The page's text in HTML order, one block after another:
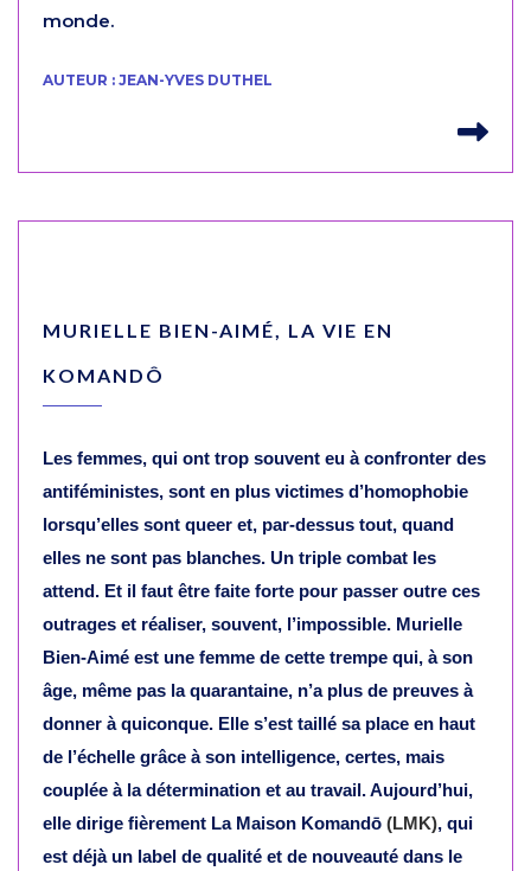
monde.
AUTEUR : JEAN-YVES DUTHEL
MURIELLE BIEN-AIMÉ, LA VIE EN
KOMANDÔ
Les femmes, qui ont trop souvent eu à confronter des
antiféministes, sont en plus victimes d’homophobie
lorsqu’elles sont queer et, par-dessus tout, quand
elles ne sont pas blanches. Un triple combat les
attend. Et il faut être faite forte pour passer outre ces
outrages et réaliser, souvent, l’impossible. Murielle
Bien-Aimé est une femme de cette trempe qui, à son
âge, même pas la quarantaine, n’a plus de preuves à
donner à quiconque. Elle s’est taillé sa place en haut
de l’échelle grâce à son intelligence, certes, mais
couplée à la détermination et au travail. Aujourd’hui,
elle dirige fièrement La Maison Komandō (LMK), qui
est déjà un label de qualité et de nouveauté dans le